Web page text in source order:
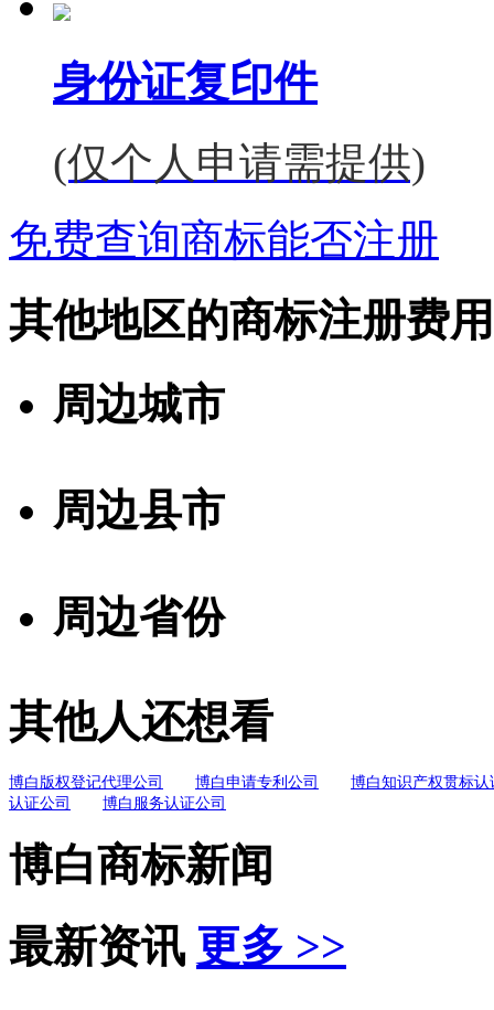
身份证复印件
(仅个人申请需提供)
免费查询商标能否注册
其他地区的商标注册费用
周边城市
周边县市
周边省份
其他人还想看
博白版权登记代理公司 博白申请专利公司
博白知识产权贯标认
认证公司
博白服务认证公司
博白商标新闻
最新资讯 更多 >>